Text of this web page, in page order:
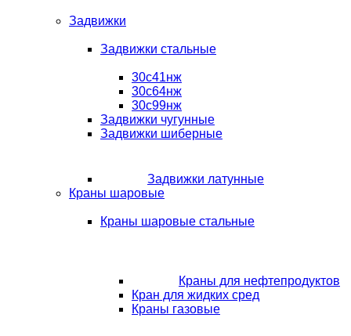
Задвижки
Задвижки стальные
30с41нж
30с64нж
30с99нж
Задвижки чугунные
Задвижки шиберные
Задвижки латунные
Краны шаровые
Краны шаровые стальные
Краны для нефтепродуктов
Кран для жидких сред
Краны газовые